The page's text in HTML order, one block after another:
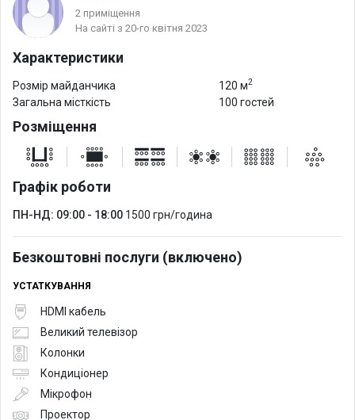
2 приміщення
На сайті з 20-го квітня 2023
Характеристики
Розмір майданчика 120 м2
Загальна місткість 100 гостей
Розміщення
Графік роботи
ПН-НД: 09:00 - 18:00 1500 грн/година
Безкоштовні послуги (включено)
УСТАТКУВАННЯ
HDMI кабель
Великий телевізор
Колонки
Кондиціонер
Мікрофон
Проектор